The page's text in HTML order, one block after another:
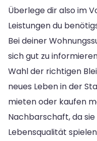
Überlege dir also im
Leistungen du
Bei deiner
sich gut zu
Wahl der richtigen
neues Leben in der
mieten oder kaufen
Nachbarschaft, da
Lebensqualität